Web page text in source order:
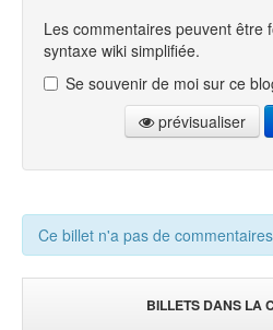
Les commentaires peuvent être
syntaxe wiki simplifiée.
Se souvenir de moi sur ce
prévisualiser
Ce billet n'a pas de commentaires
BILLETS DANS LA